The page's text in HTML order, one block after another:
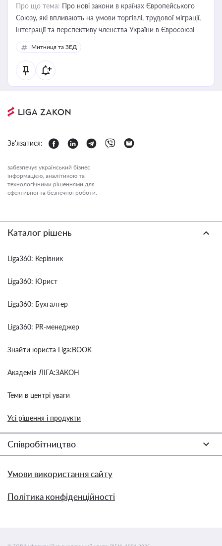
Про що тема: Про нові закони в країнах Європейського
Союзу, які впливають на умови торгівлі, трудової міграції,
інтеграції та перспективу членства України в Євросоюзі
Митниця та ЗЕД
Зв'язатися:
забезпечує український бізнес
інформацією, аналітикою та
технологічними рішеннями для
ефективної та безпечної роботи.
Каталог рішень
Liga360: Керівник
Liga360: Юрист
Liga360: Бухгалтер
Liga360: PR-менеджер
Знайти юриста Liga:BOOK
Академія ЛІГА:ЗАКОН
Теми в центрі уваги
Усі рішення і продукти
Співробітництво
Умови використання сайту
Політика конфіденційності